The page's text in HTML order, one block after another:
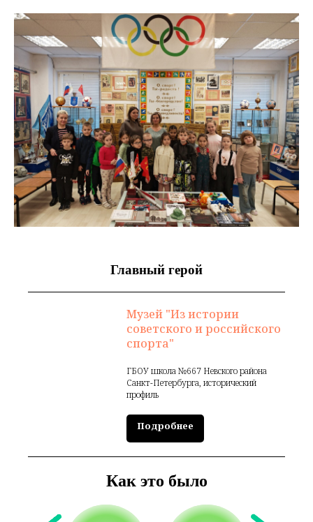
Главный герой
Музей "Из истории
советского и российского
спорта"
ГБОУ школа №667 Невского района
Санкт-Петербурга, исторический
профиль
Подробнее
Как это было